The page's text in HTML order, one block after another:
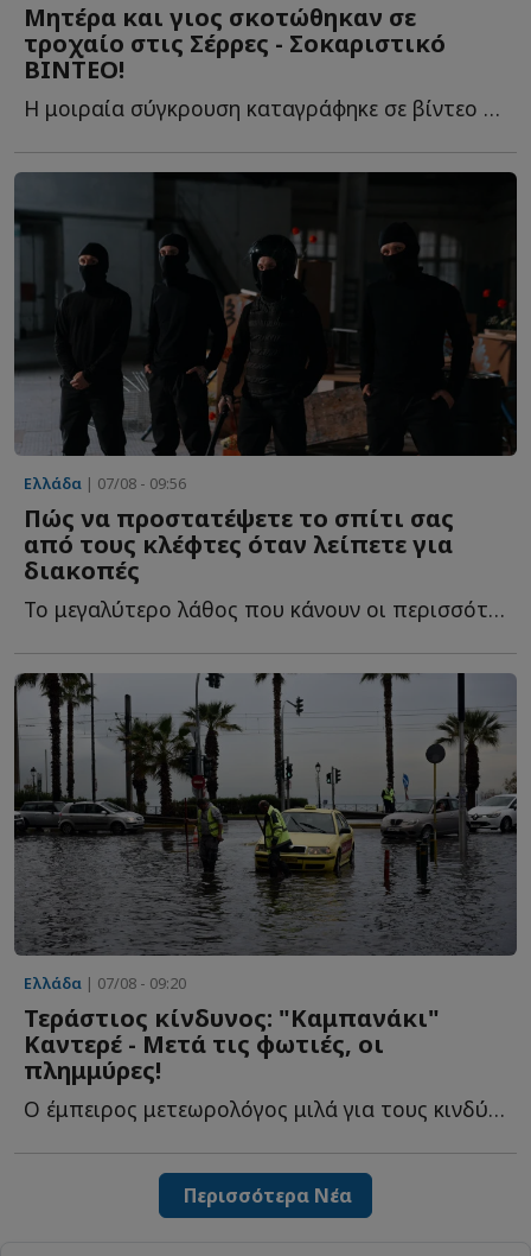
Mητέρα και γιος σκοτώθηκαν σε
τροχαίο στις Σέρρες - Σοκαριστικό
ΒΙΝΤΕΟ!
Η μοιραία σύγκρουση καταγράφηκε σε βίντεο με τις εικόνες ν...
Ελλάδα | 07/08 - 09:56
Πώς να προστατέψετε το σπίτι σας
από τους κλέφτες όταν λείπετε για
διακοπές
Το μεγαλύτερο λάθος που κάνουν οι περισσότεροι και τ...
Ελλάδα | 07/08 - 09:20
Τεράστιος κίνδυνος: "Καμπανάκι"
Καντερέ - Μετά τις φωτιές, οι
πλημμύρες!
Ο έμπειρος μετεωρολόγος μιλά για τους κινδύνους που α...
Περισσότερα Νέα